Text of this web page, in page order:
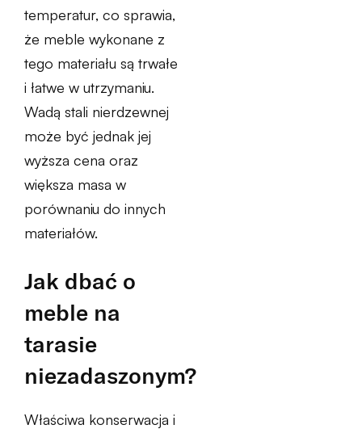
temperatur, co sprawia,
że meble wykonane z
tego materiału są trwałe
i łatwe w utrzymaniu.
Wadą stali nierdzewnej
może być jednak jej
wyższa cena oraz
większa masa w
porównaniu do innych
materiałów.
Jak dbać o
meble na
tarasie
niezadaszonym?
Właściwa konserwacja i